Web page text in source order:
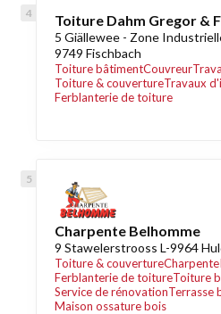
Toiture Dahm Gregor &
5 Giällewee - Zone
9749 Fischbach
Toiture bâtimentCouvreur
Toiture & couvertureTravaux
Ferblanterie de toiture
Charpente Belhomme
9 Stawelerstrooss L-9964
Toiture & couvertureCharpente
Ferblanterie de toitureToiture
Service de rénovationTerrasse
Maison ossature bois